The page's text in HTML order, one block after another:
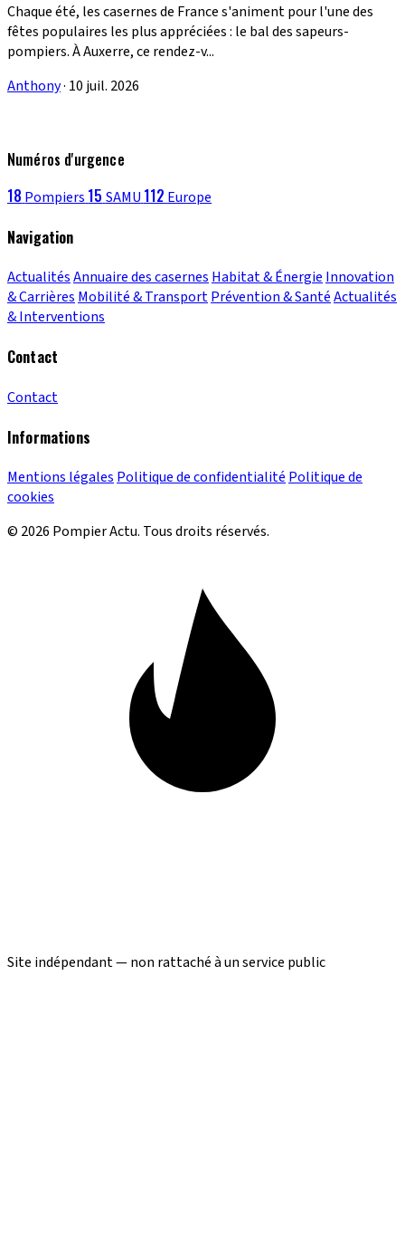
Chaque été, les casernes de France s'animent pour l'une des
fêtes populaires les plus appréciées : le bal des sapeurs-
pompiers. À Auxerre, ce rendez-v...
Anthony· 10 juil. 2026
Numéros d'urgence
18 Pompiers 15 SAMU 112 Europe
Navigation
ActualitésAnnuaire des casernes Habitat & Énergie Innovation
& Carrières Mobilité & TransportPrévention & SantéActualités
& Interventions
Contact
Contact
Informations
Mentions légales Politique de confidentialité Politique de
cookies
© 2026 Pompier Actu. Tous droits réservés.
Site indépendant — non rattaché à un service public